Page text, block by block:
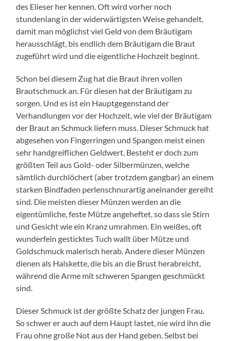
des Elieser her kennen. Oft wird vorher noch
stundenlang in der widerwärtigsten Weise gehandelt,
damit man möglichst viel Geld von dem Bräutigam
herausschlägt, bis endlich dem Bräutigam die Braut
zugeführt wird und die eigentliche Hochzeit beginnt.
Schon bei diesem Zug hat die Braut ihren vollen
Brautschmuck an. Für diesen hat der Bräutigam zu
sorgen. Und es ist ein Hauptgegenstand der
Verhandlungen vor der Hochzeit, wie viel der Bräutigam
der Braut an Schmuck liefern muss. Dieser Schmuck hat
abgesehen von Fingerringen und Spangen meist einen
sehr handgreiflichen Geldwert. Besteht er doch zum
größten Teil aus Gold- oder Silbermünzen, welche
sämtlich durchlöchert (aber trotzdem gangbar) an einem
starken Bindfaden perlenschnurartig aneinander gereiht
sind. Die meisten dieser Münzen werden an die
eigentümliche, feste Mütze angeheftet, so dass sie Stirn
und Gesicht wie ein Kranz umrahmen. Ein weißes, oft
wunderfein gesticktes Tuch wallt über Mütze und
Goldschmuck malerisch herab. Andere dieser Münzen
dienen als Halskette, die bis an die Brust herabreicht,
während die Arme mit schweren Spangen geschmückt
sind.
Dieser Schmuck ist der größte Schatz der jungen Frau.
So schwer er auch auf dem Haupt lastet, nie wird ihn die
Frau ohne große Not aus der Hand geben. Selbst bei